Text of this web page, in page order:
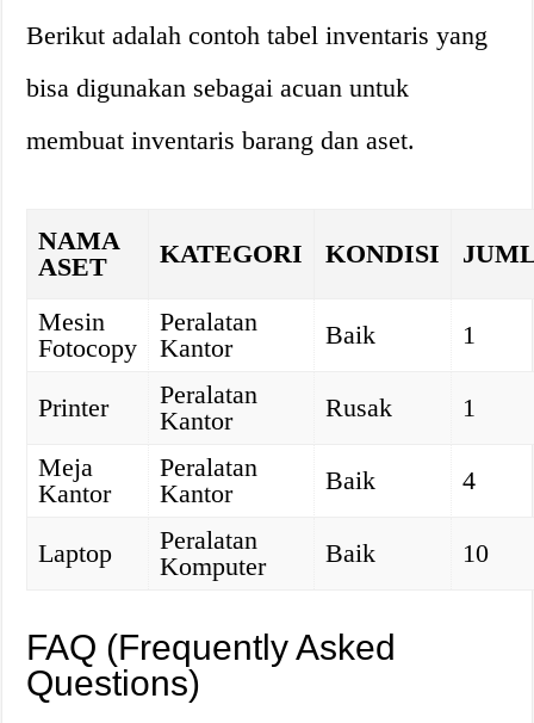
Berikut adalah contoh tabel inventaris yang
bisa digunakan sebagai acuan untuk
membuat inventaris barang dan aset.
NAMA
ASET
KATEGORI KONDISI
Mesin
Fotocopy
Peralatan
Kantor
Baik 1
Printer
Peralatan
Kantor
Rusak
1
Meja
Kantor
Peralatan
Kantor
Baik 4
Laptop
Peralatan
Komputer
Baik 10
FAQ (Frequently Asked
Questions)